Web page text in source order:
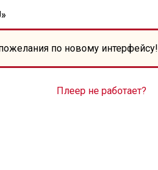
по новому интерфейсу!
Плеер не работает?